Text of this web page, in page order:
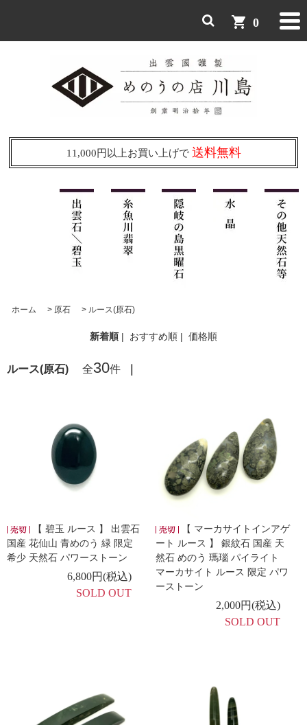
shopping_cart 0
11,000円以上お買い上げで 送料無料
ホーム > 原石 > ルース(原石)
新着順 | おすすめ順 | 価格順
ルース(原石) 全30件
【 碧玉 ルース 】 出雲石
国産 花仙山 青めのう 緑 限定
希少 天然石 パワーストーン
6,800円(税込)
SOLD OUT
【 マーカサイトインアゲ
ート ルース 】 銀紋石 国産 天
然石 めのう 瑪瑙 パイライト
マーカサイト ルース 限定 パワ
ーストーン
2,000円(税込)
SOLD OUT